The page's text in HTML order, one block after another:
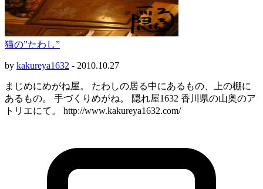
猫の”たわし”
by kakureya1632 - 2010.10.27
まじめにめがね屋。 たわしの居る中にあるもの、上の棚に
あるもの。 手づくりめがね。 隠れ屋1632 香川県の山奥のア
トリエにて。 http://www.kakureya1632.com/